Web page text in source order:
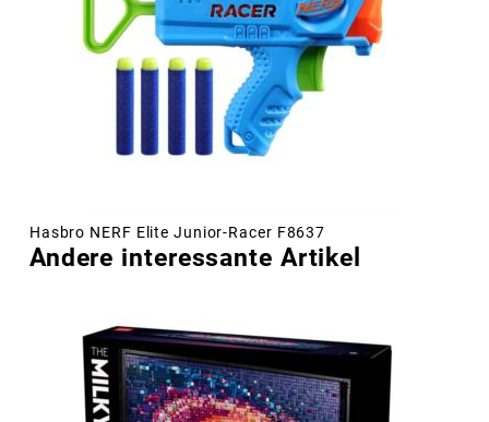
Hasbro NERF Elite Junior-Racer F8637
Andere interessante Artikel